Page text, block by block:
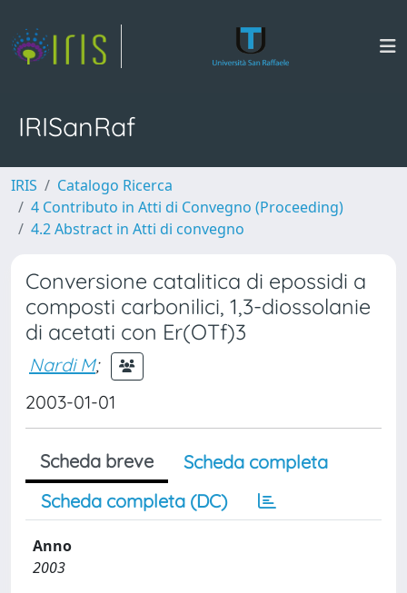
IRISanRaf
IRIS
Catalogo Ricerca
4 Contributo in Atti di Convegno (Proceeding)
4.2 Abstract in Atti di convegno
Conversione catalitica di epossidi a
composti carbonilici, 1,3-diossolanie
di acetati con Er(OTf)3
Nardi M;
2003-01-01
Scheda breve
Scheda completa
Scheda completa (DC)
Anno
2003